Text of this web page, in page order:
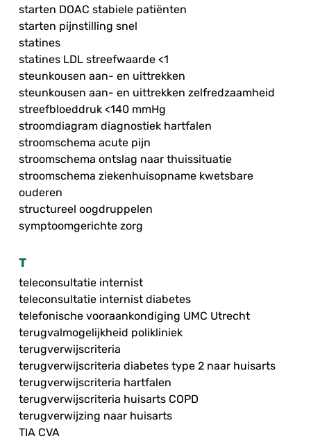
starten DOAC stabiele patiënten
starten pijnstilling snel
statines
statines LDL streefwaarde <1
steunkousen aan- en uittrekken
steunkousen aan- en uittrekken zelfredzaamheid
streefbloeddruk <140 mmHg
stroomdiagram diagnostiek hartfalen
stroomschema acute pijn
stroomschema ontslag naar thuissituatie
stroomschema ziekenhuisopname kwetsbare
ouderen
structureel oogdruppelen
symptoomgerichte zorg
T
teleconsultatie internist
teleconsultatie internist diabetes
telefonische vooraankondiging UMC Utrecht
terugvalmogelijkheid polikliniek
terugverwijscriteria
terugverwijscriteria diabetes type 2 naar huisarts
terugverwijscriteria hartfalen
terugverwijscriteria huisarts COPD
terugverwijzing naar huisarts
TIA CVA